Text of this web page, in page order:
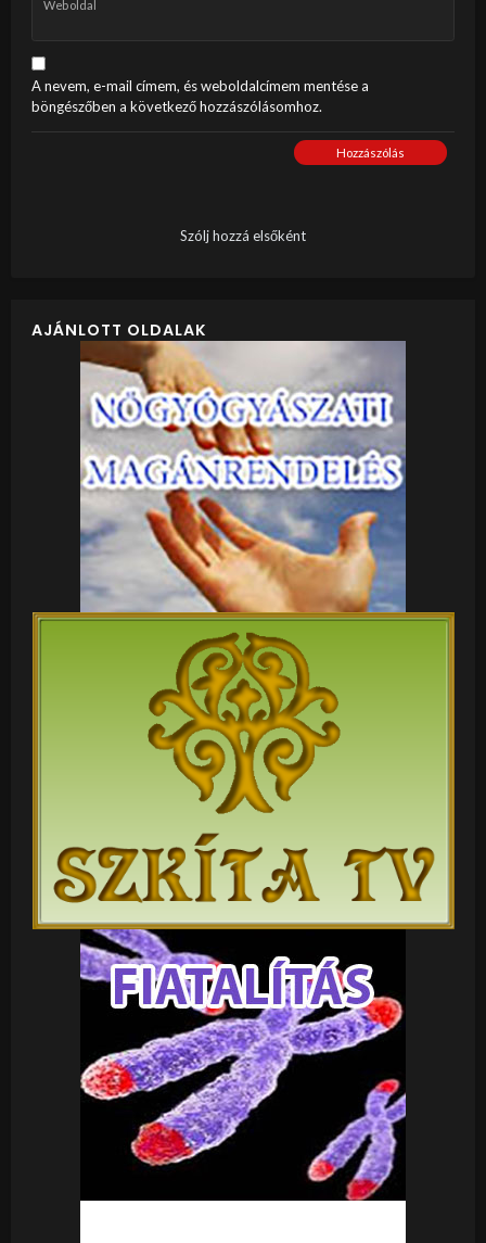
Weboldal
A nevem, e-mail címem, és weboldalcímem mentése a
böngészőben a következő hozzászólásomhoz.
Hozzászólás
Szólj hozzá elsőként
AJÁNLOTT OLDALAK